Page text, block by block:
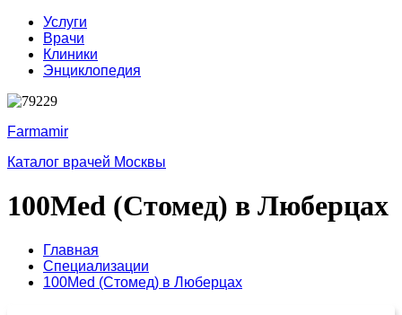
Услуги
Врачи
Клиники
Энциклопедия
Farmamir
Каталог врачей Москвы
100Med (Стомед) в Люберцах
Главная
Специализации
100Med (Стомед) в Люберцах